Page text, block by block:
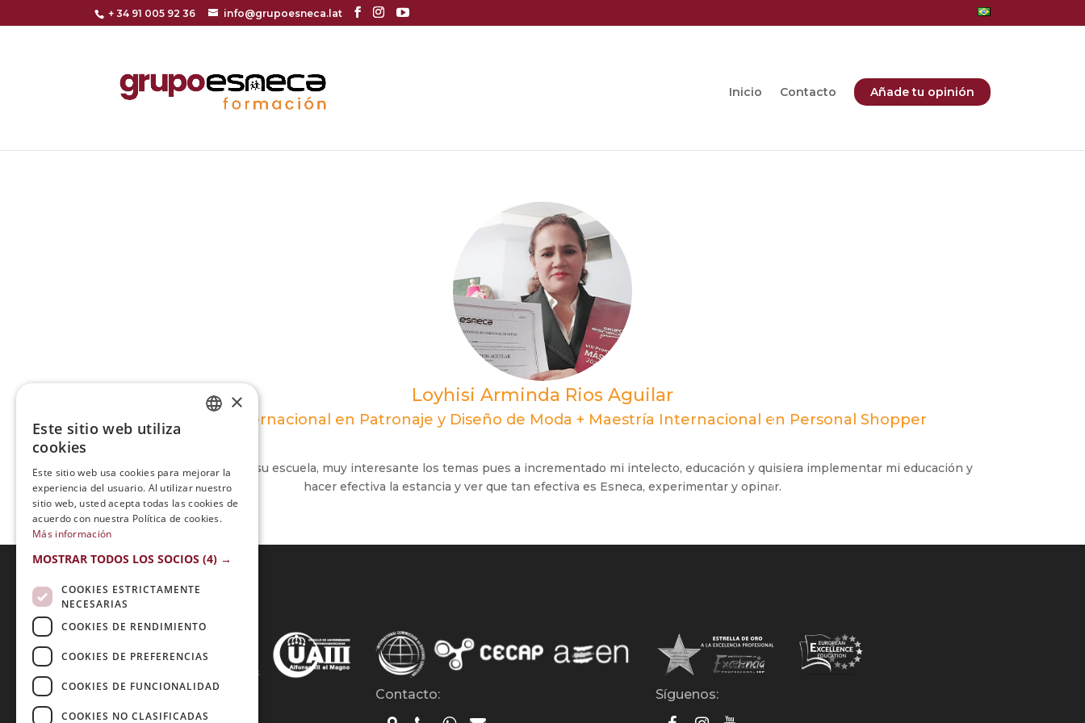
+ 34 91 005 92 36 info@grupoesneca.lat
Inicio Contacto Añade tu opinión
Loyhisi Arminda Rios Aguilar
Maestría Internacional en Patronaje y Diseño de Moda + Maestría Internacional en Personal Shopper
Me encanto estudiar en su escuela, muy interesante los temas pues a incrementado mi intelecto, educación y quisiera implementar mi educación y
hacer efectiva la estancia y ver que tan efectiva es Esneca, experimentar y opinar.
Acreditaciones:
Métodos de Pago: Contacto: Síguenos:
×
Este sitio web utiliza
cookies
Este sitio web usa cookies para mejorar la
experiencia del usuario. Al utilizar nuestro
sitio web, usted acepta todas las cookies de
acuerdo con nuestra Política de cookies.
Más información
MOSTRAR TODOS LOS SOCIOS (4) →
COOKIES ESTRICTAMENTE
NECESARIAS
COOKIES DE RENDIMIENTO
COOKIES DE PREFERENCIAS
COOKIES DE FUNCIONALIDAD
COOKIES NO CLASIFICADAS